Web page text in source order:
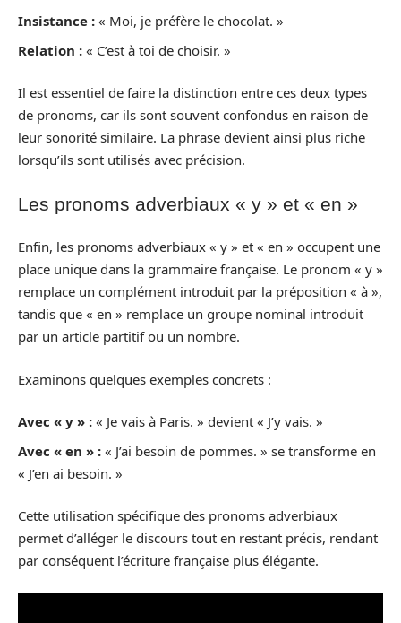
Insistance : « Moi, je préfère le chocolat. »
Relation : « C’est à toi de choisir. »
Il est essentiel de faire la distinction entre ces deux types
de pronoms, car ils sont souvent confondus en raison de
leur sonorité similaire. La phrase devient ainsi plus riche
lorsqu’ils sont utilisés avec précision.
Les pronoms adverbiaux « y » et « en »
Enfin, les pronoms adverbiaux « y » et « en » occupent une
place unique dans la grammaire française. Le pronom « y »
remplace un complément introduit par la préposition « à »,
tandis que « en » remplace un groupe nominal introduit
par un article partitif ou un nombre.
Examinons quelques exemples concrets :
Avec « y » : « Je vais à Paris. » devient « J’y vais. »
Avec « en » : « J’ai besoin de pommes. » se transforme en
« J’en ai besoin. »
Cette utilisation spécifique des pronoms adverbiaux
permet d’alléger le discours tout en restant précis, rendant
par conséquent l’écriture française plus élégante.